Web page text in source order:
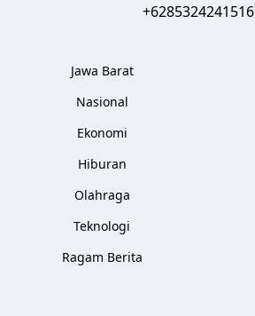
+6285324241516
Jawa Barat
Nasional
Ekonomi
Hiburan
Olahraga
Teknologi
Ragam Berita